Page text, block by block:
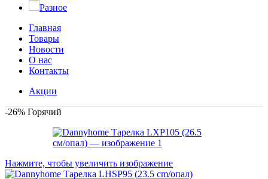
Разное
Главная
Товары
Новости
О нас
Контакты
Акции
-26% Горячий
Нажмите, чтобы увеличить изображение